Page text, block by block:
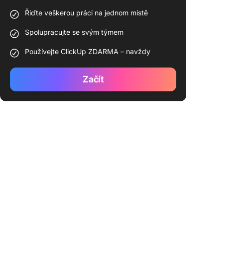
Řiďte veškerou práci na jednom místě
Spolupracujte se svým týmem
Používejte ClickUp ZDARMA – navždy
Začít